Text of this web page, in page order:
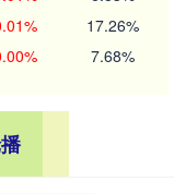
17.26%
7.68%